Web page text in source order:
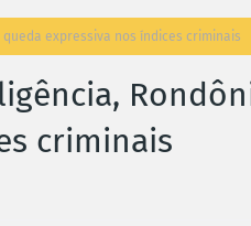
queda expressiva nos índices criminais
criminais